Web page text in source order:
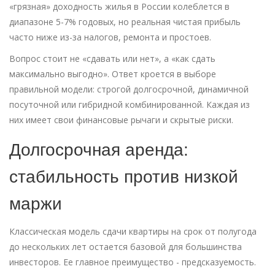
«грязная» доходность жилья в России колеблется в
диапазоне 5-7% годовых, но реальная чистая прибыль
часто ниже из-за налогов, ремонта и простоев.
Вопрос стоит не «сдавать или нет», а «как сдать
максимально выгодно». Ответ кроется в выборе
правильной модели: строгой долгосрочной, динамичной
посуточной или гибридной комбинированной. Каждая из
них имеет свои финансовые рычаги и скрытые риски.
Долгосрочная аренда:
стабильность против низкой
маржи
Классическая модель сдачи квартиры на срок от полугода
до нескольких лет остается базовой для большинства
инвесторов. Ее главное преимущество - предсказуемость.